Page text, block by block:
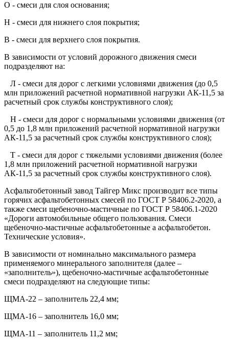
О - смеси для слоя основания;
Н - смеси для нижнего слоя покрытия;
В - смеси для верхнего слоя покрытия.
В зависимости от условий дорожного движения смеси
подразделяют на:
Л - смеси для дорог с легкими условиями движения (до 0,5
млн приложений расчетной нормативной нагрузки АК-11,5 за
расчетный срок службы конструктивного слоя);
Н - смеси для дорог с нормальными условиями движения (от
0,5 до 1,8 млн приложений расчетной нормативной нагрузки
АК-11,5 за расчетный срок службы конструктивного слоя);
Т - смеси для дорог с тяжелыми условиями движения (более
1,8 млн приложений расчетной нормативной нагрузки
АК-11,5 за расчетный срок службы конструктивного слоя).
Асфальтобетонный завод Тайгер Микс производит все типы
горячих асфальтобетонных смесей по ГОСТ Р 58406.2-2020, а
также смеси щебеночно-мастичные по ГОСТ Р 58406.1-2020
«Дороги автомобильные общего пользования. Смеси
щебеночно-мастичные асфальтобетонные а асфальтобетон.
Технические условия».
В зависимости от номинально максимального размера
применяемого минерального заполнителя (далее –
«заполнитель»), щебеночно-мастичные асфальтобетонные
смеси подразделяют на следующие типы:
ЩМА-22 – заполнитель 22,4 мм;
ЩМА-16 – заполнитель 16,0 мм;
ЩМА-11 – заполнитель 11,2 мм;